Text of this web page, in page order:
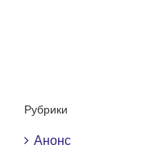
Рубрики
Анонс